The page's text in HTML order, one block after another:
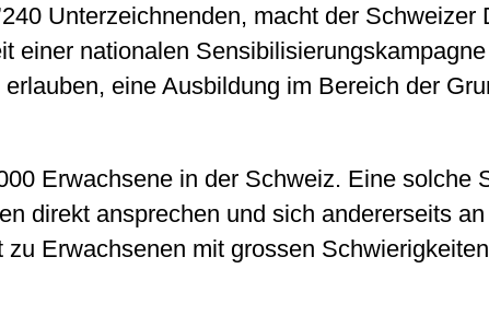
Unterzeichnenden, macht der Schweizer
einer nationalen
eine Ausbildung im Bereich der
Erwachsene in der Schweiz. Eine solche
direkt ansprechen und sich andererseits
Erwachsenen mit grossen